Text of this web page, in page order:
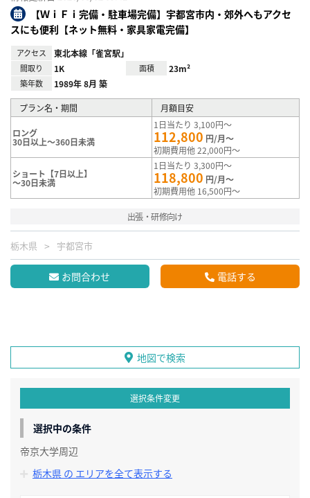
【ＷｉＦｉ完備・駐車場完備】宇都宮市内・郊外へもアクセ
スにも便利【ネット無料・家具家電完備】
アクセス 東北本線「雀宮駅」
間取り 1K 面積 23m²
築年数 1989年 8月 築
プラン名・期間 月額目安
ロング
30日以上～360日未満
1日当たり 3,100円～
112,800 円/月～
初期費用他 22,000円～
ショート【7日以上】
～30日未満
1日当たり 3,300円～
118,800 円/月～
初期費用他 16,500円～
出張・研修向け
栃木県 宇都宮市
お問合わせ 電話する
地図で検索
選択条件変更
選択中の条件
帝京大学周辺
栃木県 の エリアを全て表示する